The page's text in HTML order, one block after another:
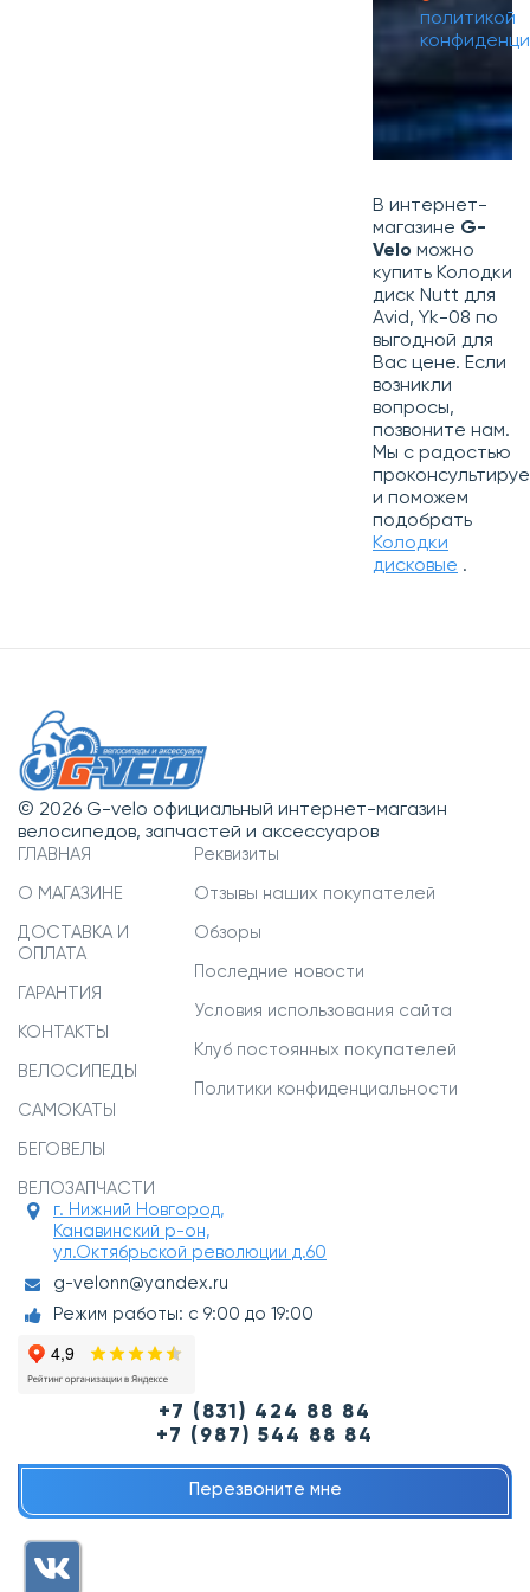
политикой
В интернет-
магазине G-
Velo можно
купить Колодки
диск Nutt для
Avid, Yk-08 по
выгодной для
Вас цене. Если
возникли
вопросы,
позвоните нам.
Мы с радостью
и поможем
подобрать
Колодки
дисковые .
© 2026 G-velo официальный интернет-магазин
велосипедов, запчастей и аксессуаров
ГЛАВНАЯ
О МАГАЗИНЕ
ДОСТАВКА И
ОПЛАТА
ГАРАНТИЯ
КОНТАКТЫ
ВЕЛОСИПЕДЫ
САМОКАТЫ
БЕГОВЕЛЫ
ВЕЛОЗАПЧАСТИ
Реквизиты
Отзывы наших покупателей
Обзоры
Последние новости
Условия использования сайта
Клуб постоянных покупателей
Политики конфиденциальности
г. Нижний Новгород,
Канавинский р-он,
ул.Октябрьской революции д.60
g-velonn@yandex.ru
Режим работы: с 9:00 до 19:00
+7 (831) 424 88 84
+7 (987) 544 88 84
Перезвоните мне